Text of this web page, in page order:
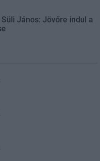
János: Jövőre indul a